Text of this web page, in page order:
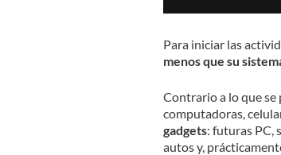
Para iniciar las
menos que su
Contrario a lo que se
computadoras,
gadgets: futuras PC,
autos y,